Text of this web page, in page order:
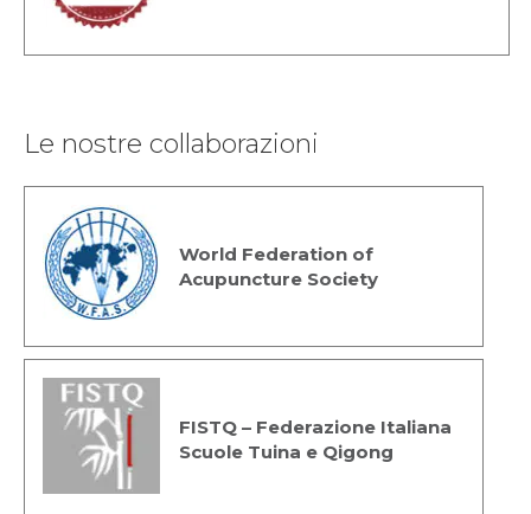
Le nostre collaborazioni
World Federation of
Acupuncture Society
FISTQ – Federazione Italiana
Scuole Tuina e Qigong